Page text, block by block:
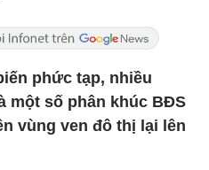
phức tạp, nhiều
một số phân khúc BĐS
vùng ven đô thị lại lên